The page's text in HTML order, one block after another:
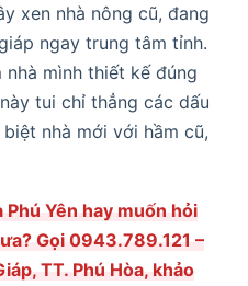
xen nhà nông cũ, đang
ngay trung tâm tỉnh.
mình thiết kế đúng
tui chỉ thẳng các dấu
nhà mới với hầm cũ,
Phú Yên hay muốn hỏi
Gọi 0943.789.121 –
TT. Phú Hòa, khảo